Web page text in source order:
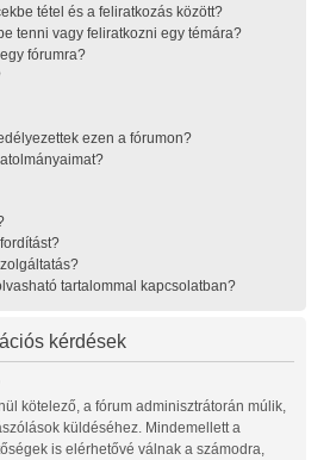
tétel és a feliratkozás között?
tenni vagy feliratkozni egy témára?
fórumra?
ezen a fórumon?
tartalommal kapcsolatban?
kérdések
kötelező, a fórum adminisztrátorán múlik,
küldéséhez. Mindemellett a
is elérhetővé válnak a számodra,